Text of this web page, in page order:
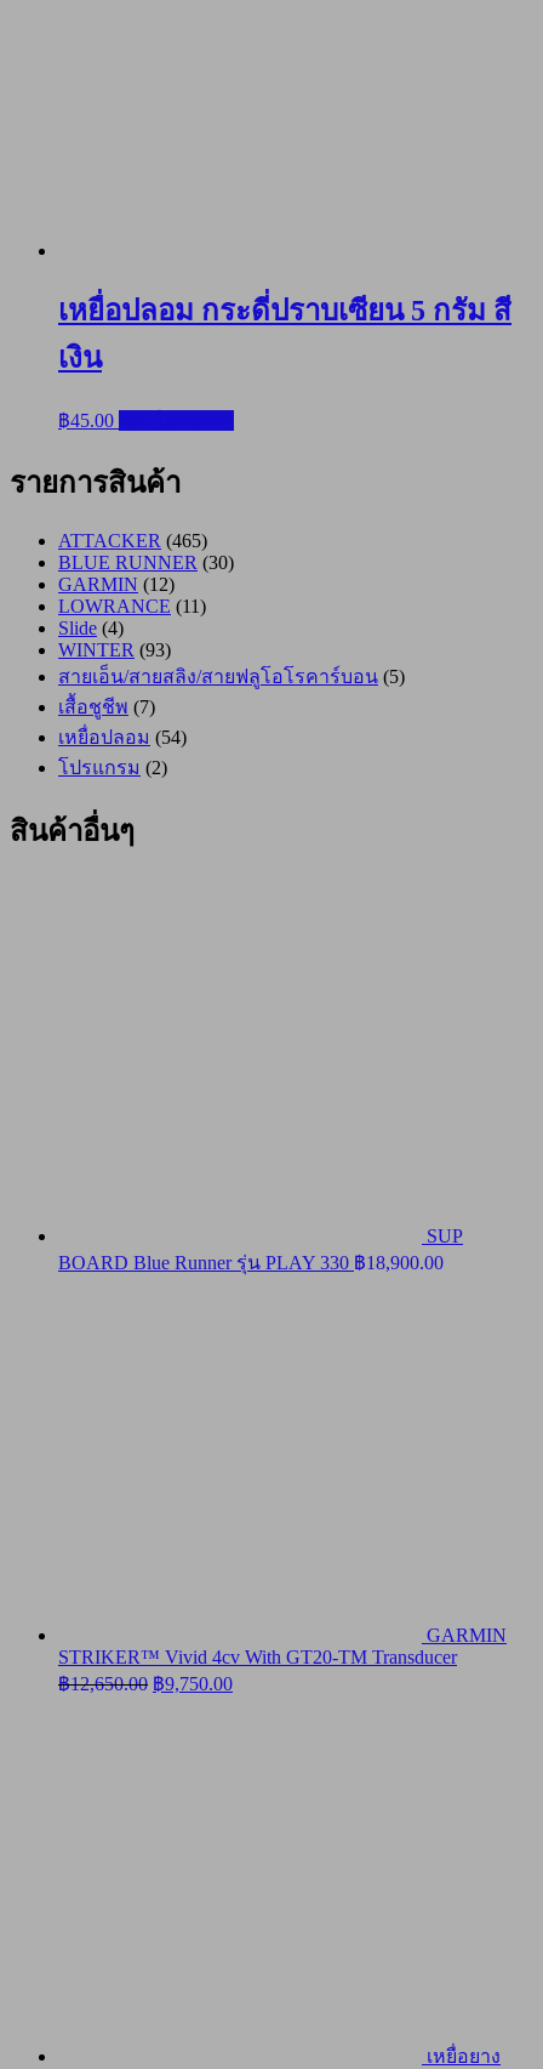
เหยื่อปลอม กระดี่ปราบเซียน 5 กรัม สี
เงิน
฿45.00
รายการสินค้า
ATTACKER (465)
BLUE RUNNER (30)
GARMIN (12)
LOWRANCE (11)
Slide (4)
WINTER (93)
สายเอ็น/สายสลิง/สายฟลูโอโรคาร์บอน (5)
เสื้อชูชีพ (7)
เหยื่อปลอม (54)
โปรแกรม (2)
สินค้าอื่นๆ
SUP
BOARD Blue Runner รุ่น PLAY 330 ฿18,900.00
GARMIN
STRIKER™ Vivid 4cv With GT20-TM Transducer
฿12,650.00 Original
price
฿9,750.00Current
price
เหยื่อยาง